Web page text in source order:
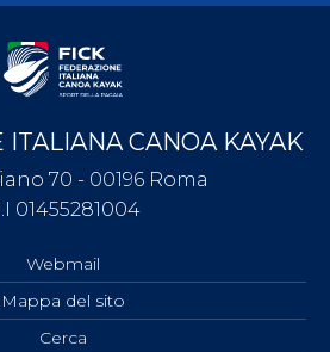
CANOA KAYAK
70 - 00196 Roma
01455281004
Webmail
Mappa del sito
Cerca